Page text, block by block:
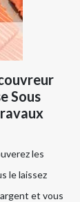
Sous
les
le laissez
et vous